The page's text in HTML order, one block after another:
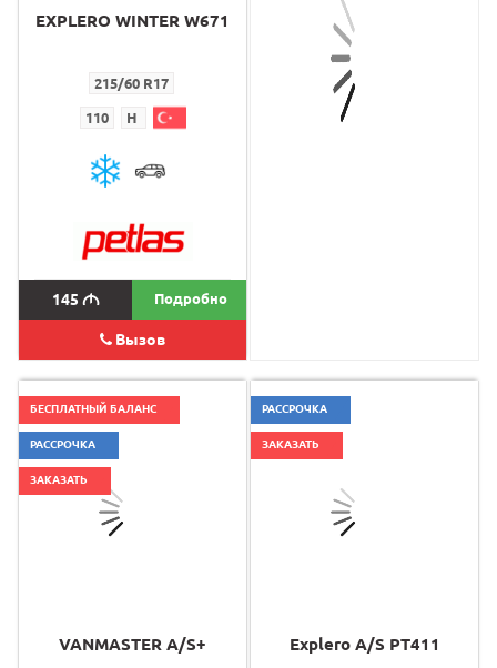
EXPLERO WINTER W671
215/60 R17
110 H
145 M Подробно
Вызов
VANMASTER A/S+
285/65 R16C
БЕСПЛАТНЫЙ БАЛАНС
РАССРОЧКА
ЗАКАЗАТЬ
VANMASTER A/S+
РАССРОЧКА
ЗАКАЗАТЬ
Explero A/S PT411